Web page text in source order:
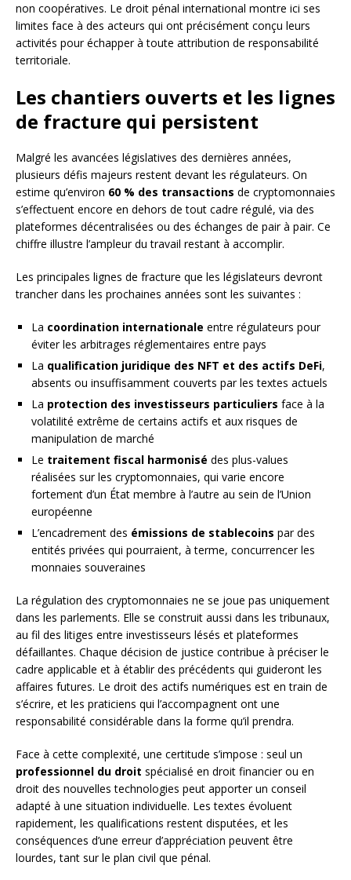
non coopératives. Le droit pénal international montre ici ses
limites face à des acteurs qui ont précisément conçu leurs
activités pour échapper à toute attribution de responsabilité
territoriale.
Les chantiers ouverts et les lignes
de fracture qui persistent
Malgré les avancées législatives des dernières années,
plusieurs défis majeurs restent devant les régulateurs. On
estime qu’environ 60 % des transactions de cryptomonnaies
s’effectuent encore en dehors de tout cadre régulé, via des
plateformes décentralisées ou des échanges de pair à pair. Ce
chiffre illustre l’ampleur du travail restant à accomplir.
Les principales lignes de fracture que les législateurs devront
trancher dans les prochaines années sont les suivantes :
La coordination internationale entre régulateurs pour
éviter les arbitrages réglementaires entre pays
La qualification juridique des NFT et des actifs DeFi,
absents ou insuffisamment couverts par les textes actuels
La protection des investisseurs particuliers face à la
volatilité extrême de certains actifs et aux risques de
manipulation de marché
Le traitement fiscal harmonisé des plus-values
réalisées sur les cryptomonnaies, qui varie encore
fortement d’un État membre à l’autre au sein de l’Union
européenne
L’encadrement des émissions de stablecoins par des
entités privées qui pourraient, à terme, concurrencer les
monnaies souveraines
La régulation des cryptomonnaies ne se joue pas uniquement
dans les parlements. Elle se construit aussi dans les tribunaux,
au fil des litiges entre investisseurs lésés et plateformes
défaillantes. Chaque décision de justice contribue à préciser le
cadre applicable et à établir des précédents qui guideront les
affaires futures. Le droit des actifs numériques est en train de
s’écrire, et les praticiens qui l’accompagnent ont une
responsabilité considérable dans la forme qu’il prendra.
Face à cette complexité, une certitude s’impose : seul un
professionnel du droit spécialisé en droit financier ou en
droit des nouvelles technologies peut apporter un conseil
adapté à une situation individuelle. Les textes évoluent
rapidement, les qualifications restent disputées, et les
conséquences d’une erreur d’appréciation peuvent être
lourdes, tant sur le plan civil que pénal.